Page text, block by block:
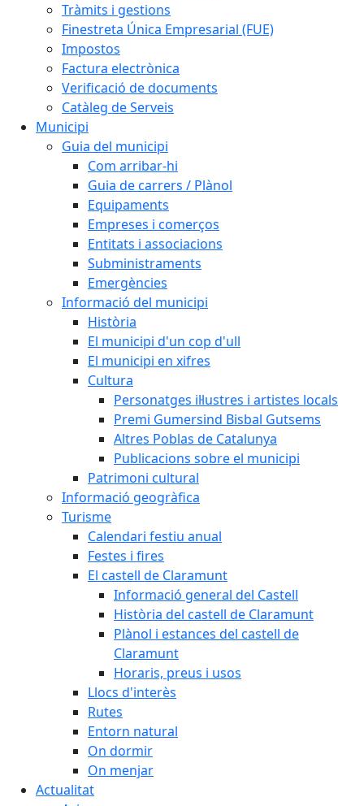
Tràmits i gestions
Finestreta Única Empresarial (FUE)
Impostos
Factura electrònica
Verificació de documents
Catàleg de Serveis
Municipi
Guia del municipi
Com arribar-hi
Guia de carrers / Plànol
Equipaments
Empreses i comerços
Entitats i associacions
Subministraments
Emergències
Informació del municipi
Història
El municipi d'un cop d'ull
El municipi en xifres
Cultura
Personatges il·lustres i artistes locals
Premi Gumersind Bisbal Gutsems
Altres Poblas de Catalunya
Publicacions sobre el municipi
Patrimoni cultural
Informació geogràfica
Turisme
Calendari festiu anual
Festes i fires
El castell de Claramunt
Informació general del Castell
Història del castell de Claramunt
Plànol i estances del castell de
Claramunt
Horaris, preus i usos
Llocs d'interès
Rutes
Entorn natural
On dormir
On menjar
Actualitat